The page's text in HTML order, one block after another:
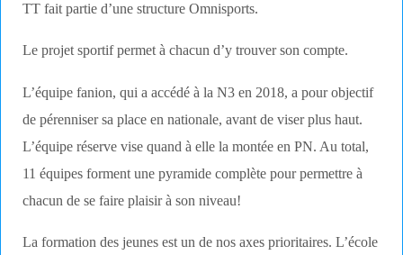
TT fait partie d’une structure Omnisports.
Le projet sportif permet à chacun d’y trouver son compte.
L’équipe fanion, qui a accédé à la N3 en 2018, a pour objectif
de pérenniser sa place en nationale, avant de viser plus haut.
L’équipe réserve vise quand à elle la montée en PN. Au total,
11 équipes forment une pyramide complète pour permettre à
chacun de se faire plaisir à son niveau!
La formation des jeunes est un de nos axes prioritaires. L’école